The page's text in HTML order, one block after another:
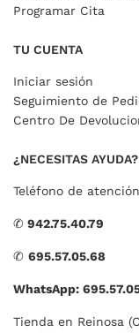
Programar Cita
TU CUENTA
Iniciar sesión
Seguimiento de
Centro De
¿NECESITAS AYUDA?
Teléfono de
✆ 942.75.40.79
✆ 695.57.05.68
WhatsApp:
Tienda en Reinosa